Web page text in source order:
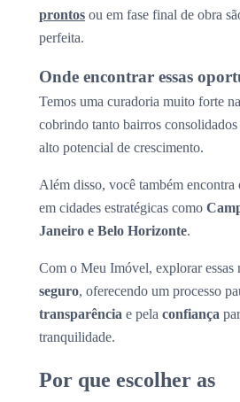
prontos ou em fase final de obra
perfeita.
Onde encontrar essas
Temos uma curadoria muito forte
cobrindo tanto bairros
alto potencial de crescimento.
Além disso, você também encontra
em cidades estratégicas como
Janeiro e Belo Horizonte.
Com o Meu Imóvel, explorar essas
seguro, oferecendo um processo
transparência e pela confiança
tranquilidade.
Por que escolher as